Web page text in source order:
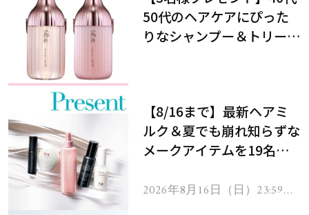
50代のヘアケアにぴった
りなシャンプー＆トリート
【8/16まで】最新ヘアミ
ルク＆夏でも崩れ知らずな
メークアイテムを19名様
2026年8月16日（日）23:59ま